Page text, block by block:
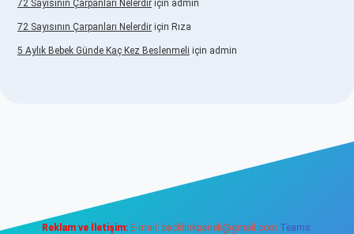
72 Sayısının Çarpanları Nelerdir için admin
72 Sayısının Çarpanları Nelerdir için Rıza
5 Aylık Bebek Günde Kaç Kez Beslenmeli için admin
Reklam ve İletişim: E-mail: backlinkpaneli@gmail.com Teams: